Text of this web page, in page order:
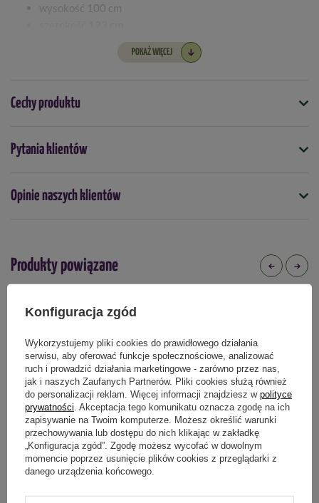
wysokość 100 cm
pojemność 1050 litrów
gwarancja 60 miesięcy
POKAŻ WIĘCEJ
Cechy produktu
Symbol
5907799071127
Pytania klientów
Opinie naszych klientów
Produkty powiązane
DOSTAWA 0 ZŁ
Eko Kompostownik TERMO 720
litrów czarny
Konfiguracja zgód
Wykorzystujemy pliki cookies do prawidłowego działania
serwisu, aby oferować funkcje społecznościowe, analizować
ruch i prowadzić działania marketingowe - zarówno przez nas,
jak i naszych Zaufanych Partnerów. Pliki cookies służą również
do personalizacji reklam. Więcej informacji znajdziesz w polityce
prywatności . Akceptacja tego komunikatu oznacza zgodę na ich
zapisywanie na Twoim komputerze. Możesz określić warunki
przechowywania lub dostępu do nich klikając w zakładkę
„Konfiguracja zgód”. Zgodę możesz wycofać w dowolnym
momencie poprzez usunięcie plików cookies z przeglądarki z
danego urządzenia końcowego.